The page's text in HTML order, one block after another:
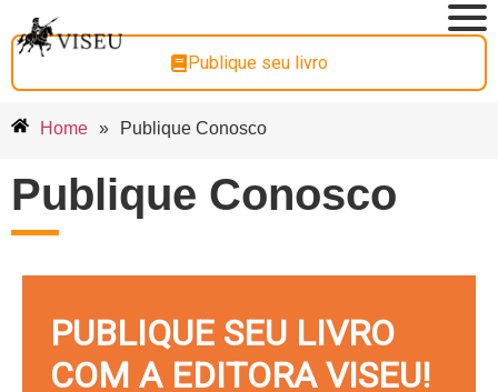
Publique seu livro
Home » Publique Conosco
Publique Conosco
PUBLIQUE SEU LIVRO
COM A EDITORA VISEU!